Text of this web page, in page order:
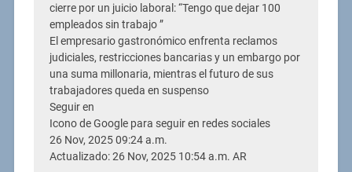
cierre por un juicio laboral: “Tengo que dejar 100
empleados sin trabajo ”
El empresario gastronómico enfrenta reclamos
judiciales, restricciones bancarias y un embargo por
una suma millonaria, mientras el futuro de sus
trabajadores queda en suspenso
Seguir en
Icono de Google para seguir en redes sociales
26 Nov, 2025 09:24 a.m.
Actualizado: 26 Nov, 2025 10:54 a.m. AR